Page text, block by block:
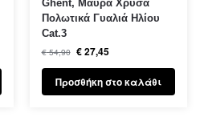
Ghent, Μαύρα Χρυσά
Πολωτικά Γυαλιά Ηλίου
Cat.3
€54,90 €27,45
Προσθήκη στο καλάθι